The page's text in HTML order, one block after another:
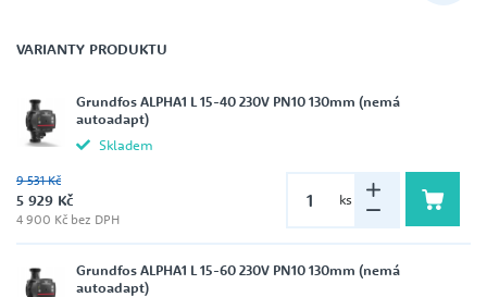
VARIANTY PRODUKTU
Grundfos ALPHA1 L 15-40 230V PN10 130mm (nemá
autoadapt)
Skladem
9 531 Kč
5 929 Kč
4 900 Kč bez DPH
ks
Grundfos ALPHA1 L 15-60 230V PN10 130mm (nemá
autoadapt)